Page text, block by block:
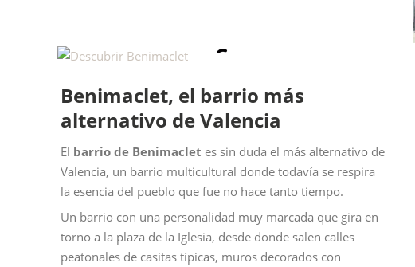
Benimaclet, el barrio más
alternativo de Valencia
El barrio de Benimaclet es sin duda el más alternativo de
Valencia, un barrio multicultural donde todavía se respira
la esencia del pueblo que fue no hace tanto tiempo.
Un barrio con una personalidad muy marcada que gira en
torno a la plaza de la Iglesia, desde donde salen calles
peatonales de casitas típicas, muros decorados con